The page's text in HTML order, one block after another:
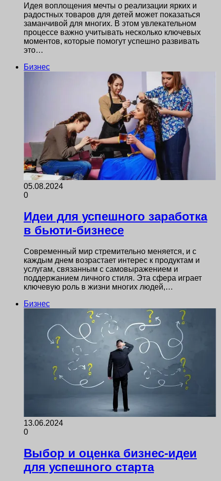
Идея воплощения мечты о реализации ярких и
радостных товаров для детей может показаться
заманчивой для многих. В этом увлекательном
процессе важно учитывать несколько ключевых
моментов, которые помогут успешно развивать
это…
Бизнес
05.08.2024
0
Идеи для успешного заработка
в бьюти-бизнесе
Современный мир стремительно меняется, и с
каждым днем возрастает интерес к продуктам и
услугам, связанным с самовыражением и
поддержанием личного стиля. Эта сфера играет
ключевую роль в жизни многих людей,…
Бизнес
13.06.2024
0
Выбор и оценка бизнес-идеи
для успешного старта